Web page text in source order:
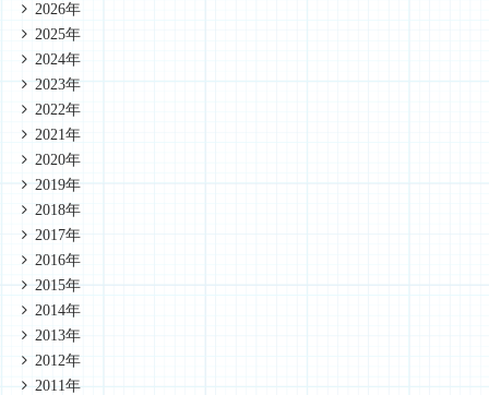
2026年
2025年
2024年
2023年
2022年
2021年
2020年
2019年
2018年
2017年
2016年
2015年
2014年
2013年
2012年
2011年